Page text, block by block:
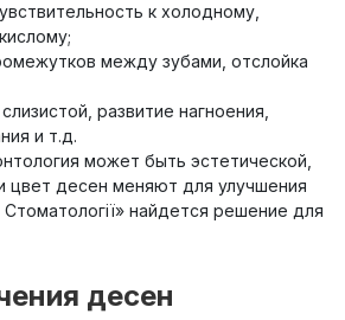
к холодному,
между зубами, отслойка
развитие нагноения,
и т.д.
может быть эстетической,
цвет десен меняют для улучшения
Стоматології» найдется решение для
десен